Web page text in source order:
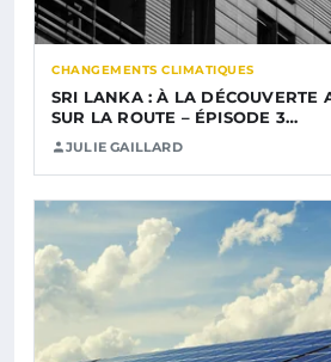
CHANGEMENTS CLIMATIQUES
SRI LANKA : À LA DÉCOUVERTE
SUR LA ROUTE – ÉPISODE 3…
JULIE GAILLARD